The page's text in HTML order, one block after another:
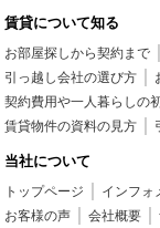
賃貸について知る
お部屋探しから契約まで
引っ越し会社の選び方
契約費用や一人暮らしの
賃貸物件の資料の見方
当社について
トップページ インフォ
お客様の声
会社概要